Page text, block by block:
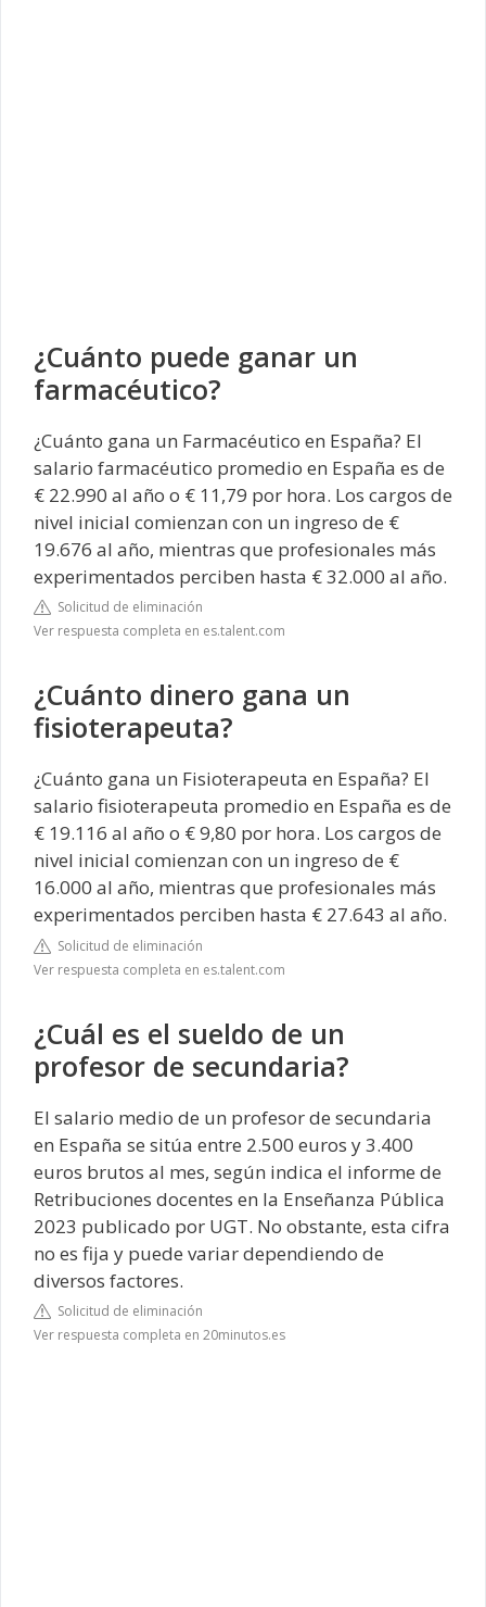
¿Cuánto puede ganar un
farmacéutico?
¿Cuánto gana un Farmacéutico en España? El
salario farmacéutico promedio en España es de
€ 22.990 al año o € 11,79 por hora. Los cargos de
nivel inicial comienzan con un ingreso de €
19.676 al año, mientras que profesionales más
experimentados perciben hasta € 32.000 al año.
Solicitud de eliminación
Ver respuesta completa en es.talent.com
¿Cuánto dinero gana un
fisioterapeuta?
¿Cuánto gana un Fisioterapeuta en España? El
salario fisioterapeuta promedio en España es de
€ 19.116 al año o € 9,80 por hora. Los cargos de
nivel inicial comienzan con un ingreso de €
16.000 al año, mientras que profesionales más
experimentados perciben hasta € 27.643 al año.
Solicitud de eliminación
Ver respuesta completa en es.talent.com
¿Cuál es el sueldo de un
profesor de secundaria?
El salario medio de un profesor de secundaria
en España se sitúa entre 2.500 euros y 3.400
euros brutos al mes, según indica el informe de
Retribuciones docentes en la Enseñanza Pública
2023 publicado por UGT. No obstante, esta cifra
no es fija y puede variar dependiendo de
diversos factores.
Solicitud de eliminación
Ver respuesta completa en 20minutos.es